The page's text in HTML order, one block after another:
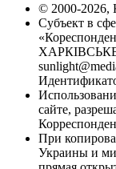
© 2000-2026,
Субъект в
ХАРКІВСЬКЕ
сайте,
При
Украины и